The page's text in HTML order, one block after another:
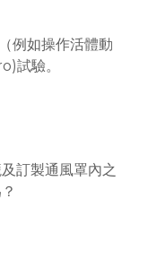
例如操作活體動
試驗。
訂製通風罩內之